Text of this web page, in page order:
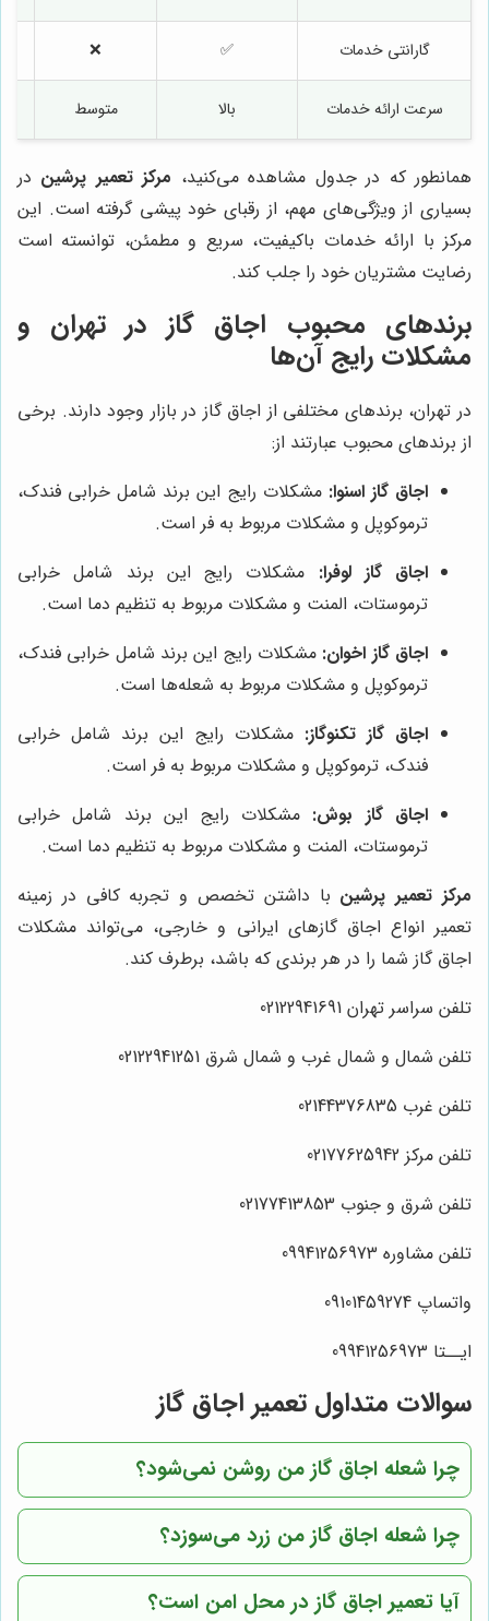
گارانتی خدمات ✅
❌
سرعت ارائه خدمات بالا متوسط
همانطور که در جدول مشاهده می‌کنید، مرکز تعمیر پرشین در
بسیاری از ویژگی‌های مهم، از رقبای خود پیشی گرفته است. این
مرکز با ارائه خدمات باکیفیت، سریع و مطمئن، توانسته است
رضایت مشتریان خود را جلب کند.
برندهای محبوب اجاق گاز در تهران و
مشکلات رایج آن‌ها
در تهران، برندهای مختلفی از اجاق گاز در بازار وجود دارند. برخی
از برندهای محبوب عبارتند از:
اجاق گاز اسنوا: مشکلات رایج این برند شامل خرابی فندک،
ترموکوپل و مشکلات مربوط به فر است.
اجاق گاز لوفرا: مشکلات رایج این برند شامل خرابی
ترموستات، المنت و مشکلات مربوط به تنظیم دما است.
اجاق گاز اخوان: مشکلات رایج این برند شامل خرابی فندک،
ترموکوپل و مشکلات مربوط به شعله‌ها است.
اجاق گاز تکنوگاز: مشکلات رایج این برند شامل خرابی
فندک، ترموکوپل و مشکلات مربوط به فر است.
اجاق گاز بوش: مشکلات رایج این برند شامل خرابی
ترموستات، المنت و مشکلات مربوط به تنظیم دما است.
مرکز تعمیر پرشین با داشتن تخصص و تجربه کافی در زمینه
تعمیر انواع اجاق گازهای ایرانی و خارجی، می‌تواند مشکلات
اجاق گاز شما را در هر برندی که باشد، برطرف کند.
تلفن سراسر تهران 02122941691
تلفن شمال و شمال غرب و شمال شرق 02122941251
تلفن غرب 02144376835
تلفن مرکز 02177625942
تلفن شرق و جنوب 02177413853
تلفن مشاوره 09941256973
واتساپ 09101459274
ایــتا 09941256973
سوالات متداول تعمیر اجاق گاز
چرا شعله اجاق گاز من روشن نمی‌شود؟
چرا شعله اجاق گاز من زرد می‌سوزد؟
آیا تعمیر اجاق گاز در محل امن است؟